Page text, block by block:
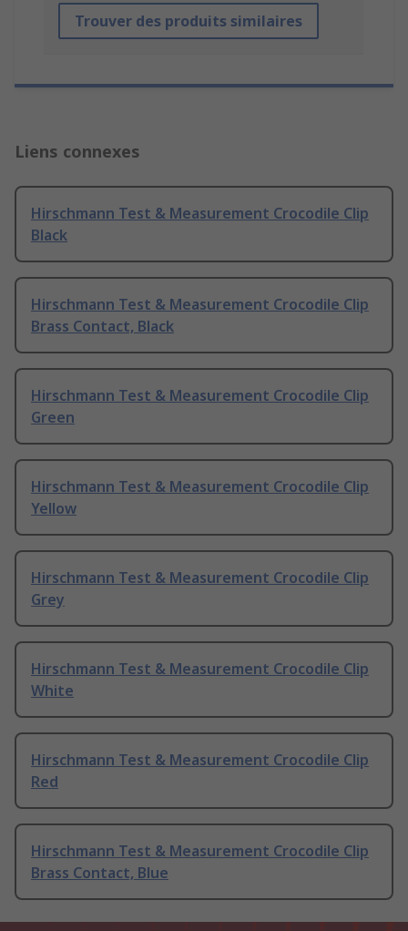
Trouver des produits similaires
Liens connexes
Hirschmann Test & Measurement Crocodile Clip
Black
Hirschmann Test & Measurement Crocodile Clip
Brass Contact, Black
Hirschmann Test & Measurement Crocodile Clip
Green
Hirschmann Test & Measurement Crocodile Clip
Yellow
Hirschmann Test & Measurement Crocodile Clip
Grey
Hirschmann Test & Measurement Crocodile Clip
White
Hirschmann Test & Measurement Crocodile Clip
Red
Hirschmann Test & Measurement Crocodile Clip
Brass Contact, Blue